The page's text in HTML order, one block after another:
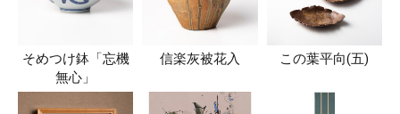
そめつけ鉢「忘機
無心」
信楽灰被花入 この葉平向(五)